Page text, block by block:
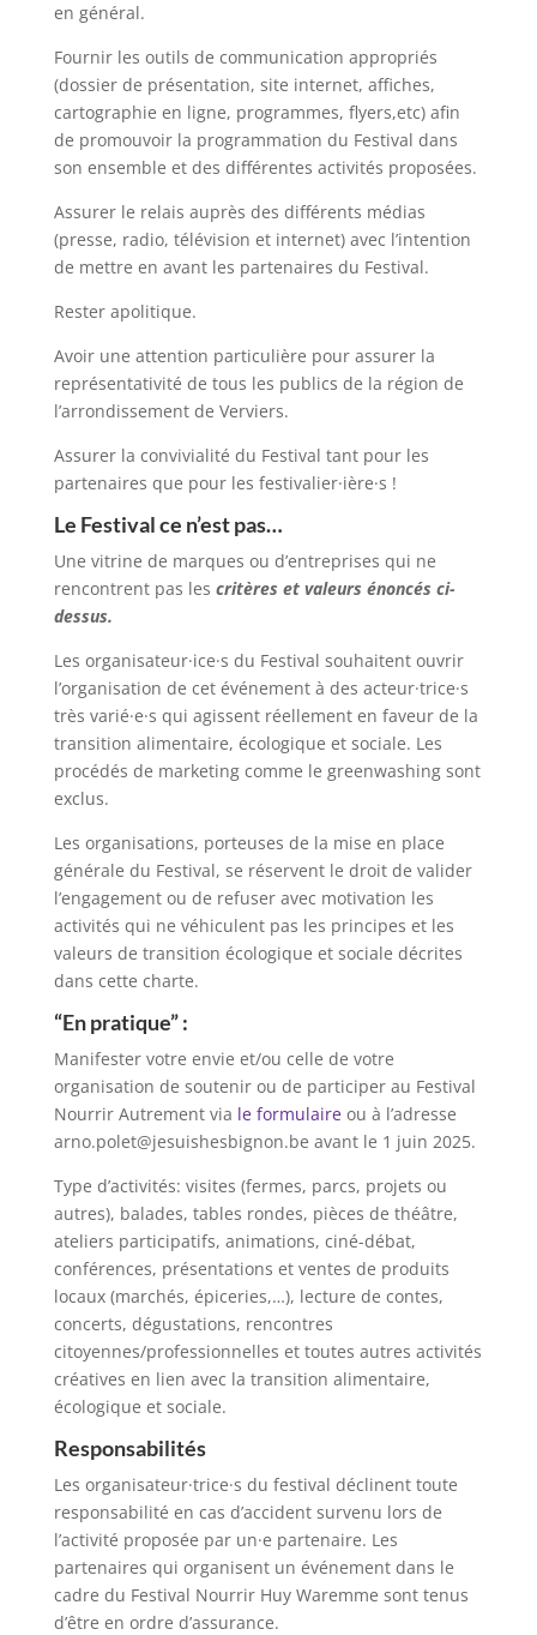
en général.
Fournir les outils de communication appropriés
(dossier de présentation, site internet, affiches,
cartographie en ligne, programmes, flyers,etc) afin
de promouvoir la programmation du Festival dans
son ensemble et des différentes activités proposées.
Assurer le relais auprès des différents médias
(presse, radio, télévision et internet) avec l’intention
de mettre en avant les partenaires du Festival.
Rester apolitique.
Avoir une attention particulière pour assurer la
représentativité de tous les publics de la région de
l’arrondissement de Verviers.
Assurer la convivialité du Festival tant pour les
partenaires que pour les festivalier·ière·s !
Le Festival ce n’est pas…
Une vitrine de marques ou d’entreprises qui ne
rencontrent pas les critères et valeurs énoncés ci-
dessus.
Les organisateur·ice·s du Festival souhaitent ouvrir
l’organisation de cet événement à des acteur·trice·s
très varié·e·s qui agissent réellement en faveur de la
transition alimentaire, écologique et sociale. Les
procédés de marketing comme le greenwashing sont
exclus.
Les organisations, porteuses de la mise en place
générale du Festival, se réservent le droit de valider
l’engagement ou de refuser avec motivation les
activités qui ne véhiculent pas les principes et les
valeurs de transition écologique et sociale décrites
dans cette charte.
“En pratique” :
Manifester votre envie et/ou celle de votre
organisation de soutenir ou de participer au Festival
Nourrir Autrement via le formulaireou à l’adresse
arno.polet@jesuishesbignon.be avant le 1 juin 2025.
Type d’activités: visites (fermes, parcs, projets ou
autres), balades, tables rondes, pièces de théâtre,
ateliers participatifs, animations, ciné-débat,
conférences, présentations et ventes de produits
locaux (marchés, épiceries,…), lecture de contes,
concerts, dégustations, rencontres
citoyennes/professionnelles et toutes autres activités
créatives en lien avec la transition alimentaire,
écologique et sociale.
Responsabilités
Les organisateur·trice·s du festival déclinent toute
responsabilité en cas d’accident survenu lors de
l’activité proposée par un·e partenaire. Les
partenaires qui organisent un événement dans le
cadre du Festival Nourrir Huy Waremme sont tenus
d’être en ordre d’assurance.